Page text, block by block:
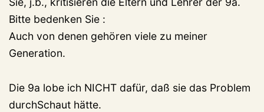
Bitte bedenken Sie :
Auch von denen gehören viele zu meiner
Generation.
Die 9a lobe ich NICHT dafür, daß sie das Problem
durchSchaut hätte.